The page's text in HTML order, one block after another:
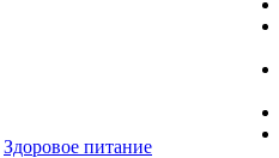
Здоровое питание